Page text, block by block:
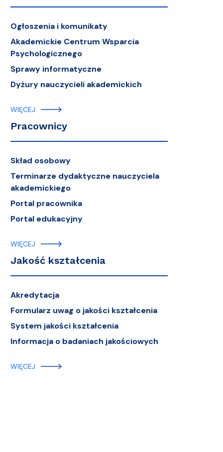
Ogłoszenia i komunikaty
Akademickie Centrum Wsparcia
Psychologicznego
Sprawy informatyczne
Dyżury nauczycieli akademickich
WIĘCEJ
Pracownicy
Skład osobowy
Terminarze dydaktyczne nauczyciela
akademickiego
Portal pracownika
Portal edukacyjny
WIĘCEJ
Jakość kształcenia
Akredytacja
Formularz uwag o jakości kształcenia
System jakości kształcenia
Informacja o badaniach jakościowych
WIĘCEJ